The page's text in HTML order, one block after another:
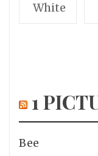
White
1
Bee